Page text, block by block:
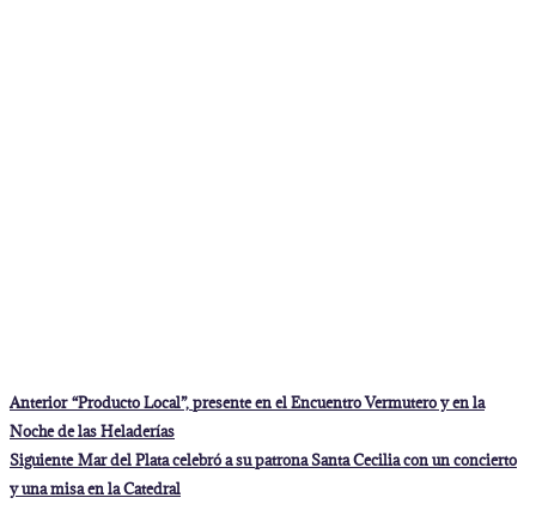
Navegación
de
entradas
Anterior Entrada
“Producto Local”, presente en el Encuentro Vermutero y en la
Noche de las Heladerías
Siguiente Entrada
Mar del Plata celebró a su patrona Santa Cecilia con un concierto
y una misa en la Catedral